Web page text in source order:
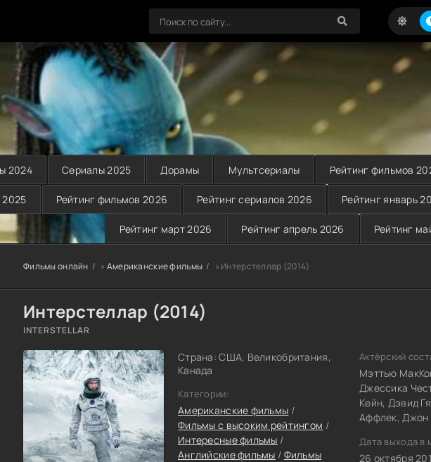
2024 Сериалы 2025 Дорамы Мультсериалы Рейтинг фильмов
2025 Рейтинг фильмов 2026 Рейтинг сериалов 2026 Рейтинг январь
Рейтинг март 2026 Рейтинг апрель 2026 Рейтинг
Фильмы онлайн » Американские фильмы » Интерстеллар (2014)
Интерстеллар (2014)
INTERSTELLAR
Страна: США, Великобритания,
Канада
Категории:
Американские фильмы /
Фильмы с высоким рейтингом /
Интересные фильмы /
Английские фильмы / Фильмы
Актёрский
Мэттью
Джессика
Кейн, Дэвид
Аффлек, Джон
Дата выхода в
26 октября